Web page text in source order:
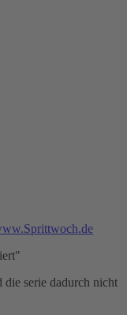
die serie dadurch nicht